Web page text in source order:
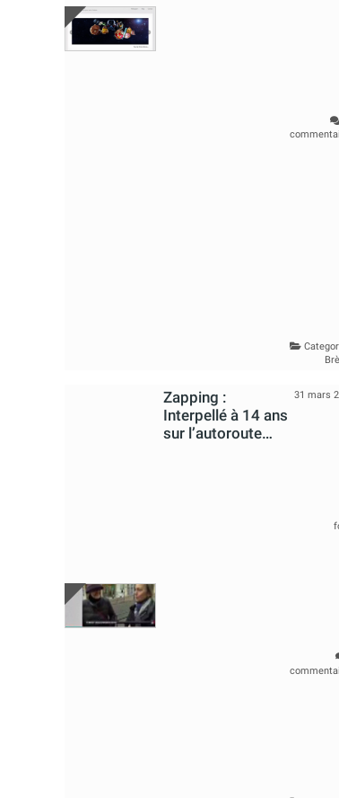
Zapping :
Interpellé à 14 ans
sur l’autoroute…
31 mars